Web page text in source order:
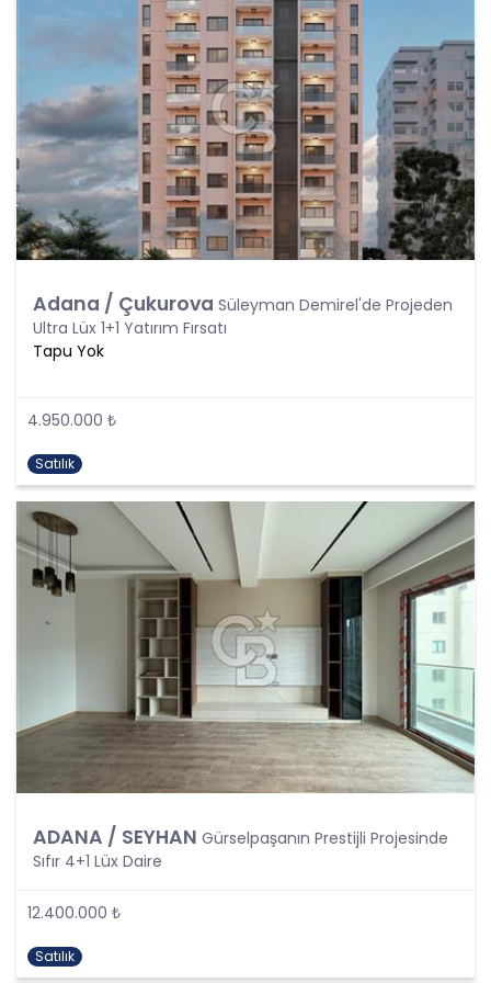
138. maddesine ve KVK Kanunu’nun 4. ve 7.
maddelerine uygun olarak; işledikleri kişisel verileri,
yalnızca ilgili mevzuat ve kanunlarda öngörülen
veya kişisel veri işleme amacının gerektirdiği süre
kadar muhafaza edecektir. CB Gayrimenkul
Franchising Pazarlama ve Danışmanlık Hizmetleri
A.Ş. öncelikle ilgili mevzuatta kişisel verilerin
saklanması için bir süre öngörülüp
öngörülmediğini tespit edecek, bir süre
belirlenmişse bu süreye uygun davranacak, bir
süre belirlenmemişse kişisel verileri işlendikleri
edecektir. Sürenin bitimi veya işlenmesini
gerektiren sebeplerin ortadan kalkması halinde
kişisel veriler CB CB Gayrimenkul Franchising
hale getirilecektir.
6. Kişisel Veri İşleme Faaliyetlerinin Kanunun 5
inci Maddesinde Belirtilen Kişisel Veri İşleme
Şartlarından Bir veya Birkaçına Dayalı Olarak
Kanunun 4. Maddedeki Temel İlkelerin Tümüne
Uygun Şekilde Yürütülmesi
Kişisel veriler kural olarak, KVK Kanunu’nun 5.
maddesinde belirtilen şartlardan bir veya
birkaçına uygun olarak işlenecek CB Gayrimenkul
Franchising Pazarlama ve Danışmanlık Hizmetleri
A.Ş. tarafından, Şirket iş birimlerinin yürütmekte
olduğu kişisel veri işleme faaliyetlerinin bu
şartlardan bir veya bir kaçına dayalı olarak
yürütülüp yürütülmediği tespit edilecek, bu
şartlardan bir veya bir kaçını sağlamayan kişisel
veri işleme faaliyetleri süreçlerde yer
kişisel veri işleme şartlarından bir veya birkaçına
dayalı olarak yürütülmesinin sağlanmasının yanı
Kanunu’nun 4üncü maddesinde belirtilen ve
uygun hareket edilmesi ve söz konusu ilkeleri
içinde barındırması sağlanacaktır. Özel nitelikteki
Adana / Çukurova Süleyman Demirel'de Projeden
Ultra Lüx 1+1 Yatırım Fırsatı
Tapu Yok
4.950.000 ₺
Satılık
ADANA / SEYHAN Gürselpaşanın Prestijli Projesinde
Sıfır 4+1 Lüx Daire
12.400.000 ₺
Satılık